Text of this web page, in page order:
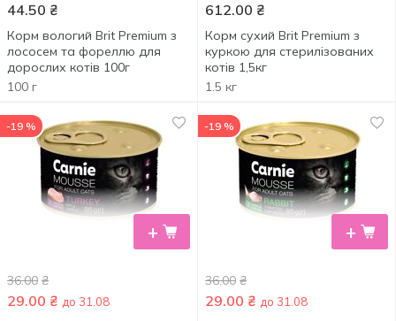
44.50 ₴
Корм вологий Brit Premium з
лососем та фореллю для
дорослих котів 100г
100 г
612.00 ₴
Корм сухий Brit Premium з
куркою для стерилізованих
котів 1,5кг
1.5 кг
+
-19 %
36.00 ₴
29.00 ₴ до 31.08
+
-19 %
36.00 ₴
29.00 ₴ до 31.08